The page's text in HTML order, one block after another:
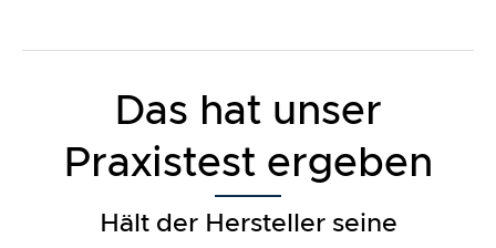
Das hat unser
Praxistest ergeben
Hält der Hersteller seine